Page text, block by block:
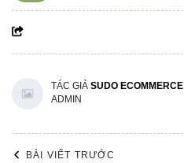
TÁC GIẢ SUDO ECOMMERCE
ADMIN
BÀI VIẾT TRƯỚC